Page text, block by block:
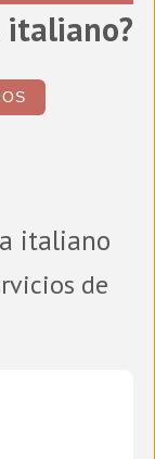
italiano?
italiano
de